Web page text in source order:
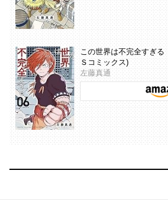
この世界は不完全すぎる
Ｓコミックス)
左藤真通